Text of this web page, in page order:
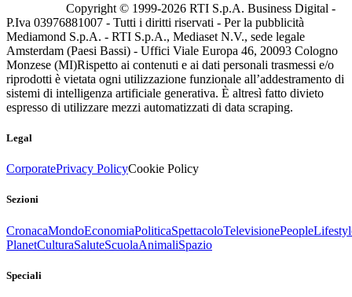
Copyright © 1999-2026 RTI S.p.A. Business Digital -
P.Iva 03976881007 - Tutti i diritti riservati - Per la pubblicità
Mediamond S.p.A. - RTI S.p.A., Mediaset N.V., sede legale
Amsterdam (Paesi Bassi) - Uffici Viale Europa 46, 20093 Cologno
Monzese (MI)Rispetto ai contenuti e ai dati personali trasmessi e/o
riprodotti è vietata ogni utilizzazione funzionale all’addestramento di
sistemi di intelligenza artificiale generativa. È altresì fatto divieto
espresso di utilizzare mezzi automatizzati di data scraping.
Legal
CorporatePrivacy PolicyCookie Policy
Sezioni
CronacaMondoEconomiaPoliticaSpettacoloTelevisionePeople
PlanetCulturaSaluteScuolaAnimaliSpazio
Speciali